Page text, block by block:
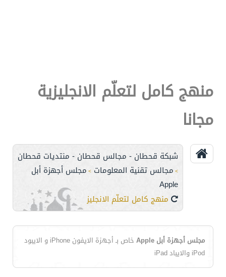
منهج كامل لتعلّم الانجليزية
مجانا
شبكة قحطان - مجالس قحطان - منتديات قحطان
> مجالس تقنية المعلومات > مجلس أجهزة أبل
Apple
منهج كامل لتعلّم الانجليزية مجانا
مجلس أجهزة أبل Apple
خاص بـ أجهزة الايفون iPhone و الايبود
iPod والايباد iPad